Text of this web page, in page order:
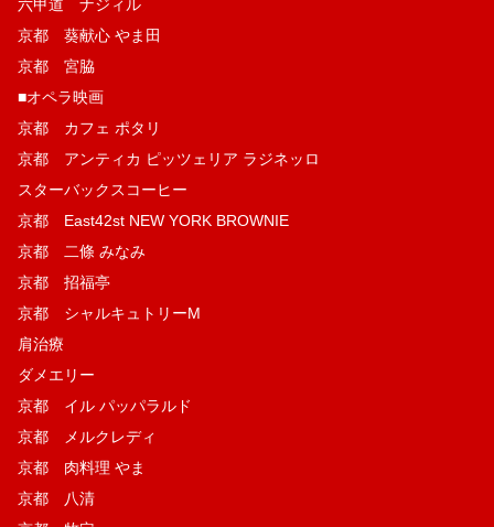
六甲道 ナジィル
京都 葵献心 やま田
京都 宮脇
■オペラ映画
京都 カフェ ポタリ
京都 アンティカ ピッツェリア ラジネッロ
スターバックスコーヒー
京都 East42st NEW YORK BROWNIE
京都 二條 みなみ
京都 招福亭
京都 シャルキュトリーM
肩治療
ダメエリー
京都 イル パッパラルド
京都 メルクレディ
京都 肉料理 やま
京都 八清